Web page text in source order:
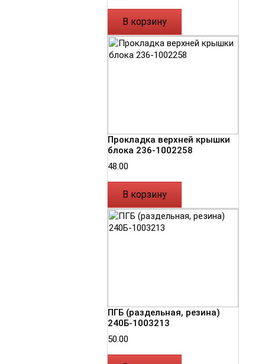
В корзину
Прокладка верхней крышки
блока 236-1002258
48.00
В корзину
ПГБ (раздельная, резина)
240Б-1003213
50.00